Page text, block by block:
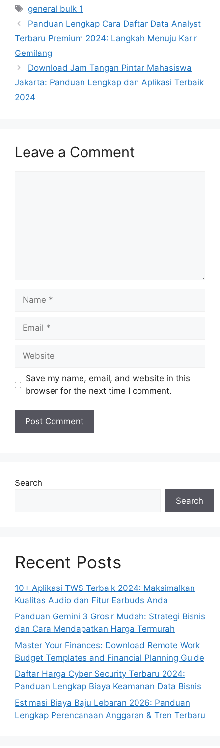
Tags
general bulk 1
Panduan Lengkap Cara Daftar Data Analyst
Terbaru Premium 2024: Langkah Menuju Karir
Gemilang
Download Jam Tangan Pintar Mahasiswa
Jakarta: Panduan Lengkap dan Aplikasi Terbaik
2024
Leave a Comment
Name
Email
Website
Save my name, email, and website in this
browser for the next time I comment.
Search
Search
Recent Posts
10+ Aplikasi TWS Terbaik 2024: Maksimalkan
Kualitas Audio dan Fitur Earbuds Anda
Panduan Gemini 3 Grosir Mudah: Strategi Bisnis
dan Cara Mendapatkan Harga Termurah
Master Your Finances: Download Remote Work
Budget Templates and Financial Planning Guide
Daftar Harga Cyber Security Terbaru 2024:
Panduan Lengkap Biaya Keamanan Data Bisnis
Estimasi Biaya Baju Lebaran 2026: Panduan
Lengkap Perencanaan Anggaran & Tren Terbaru